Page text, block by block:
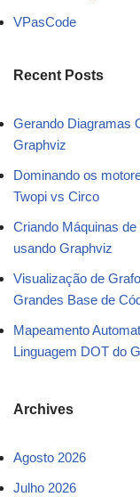
VPasCode
Recent Posts
Gerando Diagramas
Graphviz
Dominando os
Twopi vs Circo
Criando Máquinas
usando Graphviz
Visualização de
Grandes Base de
Mapeamento
Linguagem DOT do
Archives
Agosto 2026
Julho 2026